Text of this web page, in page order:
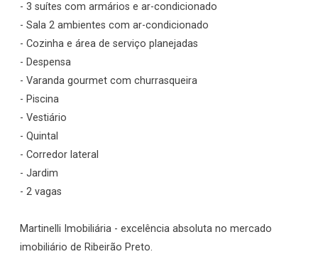
- 3 suítes com armários e ar-condicionado
- Sala 2 ambientes com ar-condicionado
- Cozinha e área de serviço planejadas
- Despensa
- Varanda gourmet com churrasqueira
- Piscina
- Vestiário
- Quintal
- Corredor lateral
- Jardim
- 2 vagas
Martinelli Imobiliária - excelência absoluta no mercado
imobiliário de Ribeirão Preto.